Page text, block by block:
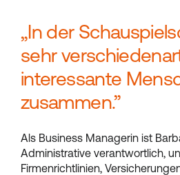
„In der
sehr
interessante
zusammen.”
Als Business Managerin ist
Administrative verantwortlich,
Firmenrichtlinien,